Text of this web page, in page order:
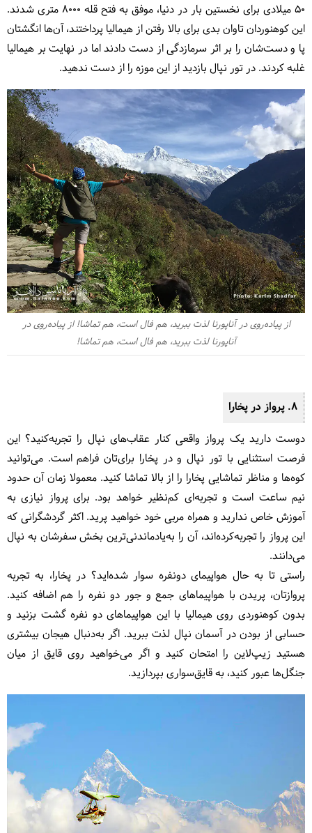
50 میلادی برای نخستین بار در دنیا، موفق به فتح قله 8000 متری شدند.
این کوهنوردان تاوان بدی برای بالا‌ رفتن از هیمالیا پرداختند، آن‌ها انگشتان
پا و دست‌شان را بر اثر سرما‌زدگی از دست دادند اما در نهایت بر هیمالیا
غلبه کردند. در تور نپال بازدید از این موزه را از دست ندهید.
از پیاده‌روی در آناپورنا لذت ببرید، هم فال است، هم تماشا! از پیاده‌روی در
آناپورنا لذت ببرید، هم فال است، هم تماشا!
8. پرواز در پخارا
دوست‌ دارید یک پرواز واقعی کنار عقاب‌های نپال را تجربه‌کنید؟ این
فرصت استثنایی با تور نپال و در پخارا برای‌تان فراهم است. می‌توانید
کوه‌ها و مناظر تماشایی پخارا را از بالا تماشا کنید. معمولا زمان آن حدود
نیم ساعت است و تجربه‌ای کم‌نظیر خواهد بود. برای پرواز نیازی به
آموزش خاص ندارید و همراه مربی خود خواهید پرید. اکثر گردشگرانی که
این پرواز را تجربه‌کرده‌اند، آن را به‌یادماندنی‌ترین بخش سفرشان به نپال
می‌دانند.
راستی تا به‌ حال هواپیمای دونفره سوار شده‌اید؟ در پخارا، به تجربه
پروازتان، پریدن با هواپیماهای جمع و جور دو نفره را هم اضافه کنید.
بدون کوهنوردی روی هیمالیا با این هواپیماهای دو نفره گشت بزنید و
حسابی از بودن در آسمان نپال لذت ببرید. اگر به‌دنبال هیجان بیشتری
هستید زیپ‌لاین را امتحان کنید و اگر می‌خواهید روی قایق از میان
جنگل‌ها عبور کنید، به قایق‌سواری بپردازید.